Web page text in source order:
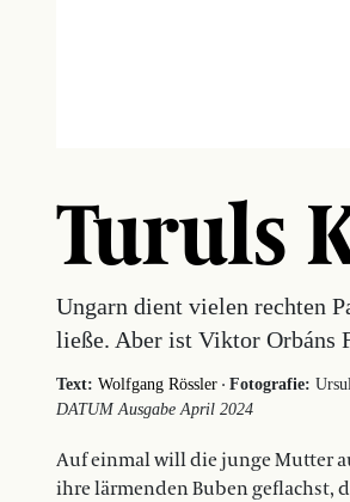
Turuls
Ungarn dient vielen rechten
ließe. Aber ist Viktor Orbáns
Text: Wolfgang Rössler · Fotografie:
DATUM Ausgabe April 2024
Auf einmal will die junge Mutter
ihre lärmenden Buben geflachst,